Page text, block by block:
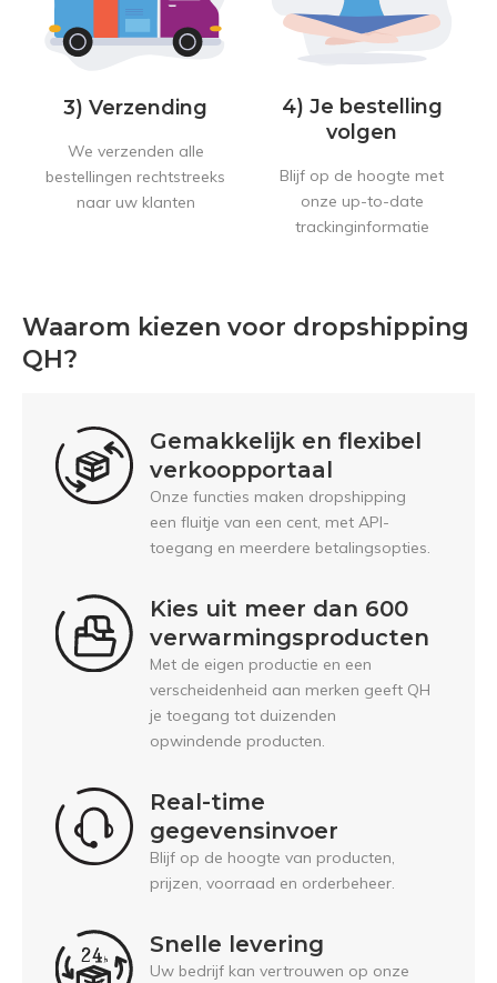
3) Verzending
We verzenden alle
bestellingen rechtstreeks
naar uw klanten
4) Je bestelling
volgen
Blijf op de hoogte met
onze up-to-date
trackinginformatie
Waarom kiezen voor dropshipping
QH?
Gemakkelijk en flexibel
verkoopportaal
Onze functies maken dropshipping
een fluitje van een cent, met API-
toegang en meerdere betalingsopties.
Kies uit meer dan 600
verwarmingsproducten
Met de eigen productie en een
verscheidenheid aan merken geeft QH
je toegang tot duizenden
opwindende producten.
Real-time
gegevensinvoer
Blijf op de hoogte van producten,
prijzen, voorraad en orderbeheer.
Snelle levering
Uw bedrijf kan vertrouwen op onze